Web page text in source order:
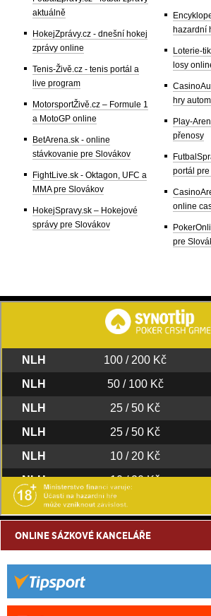
aktuálně
HokejZprávy.cz - dnešní hokej
zprávy online
Tenis-Živě.cz - tenis portál a
live program
MotorsportŽivě.cz – Formule 1
a MotoGP online
BetArena.sk - online
stávkovanie pre Slovákov
FightLive.sk - Oktagon, UFC a
MMA pre Slovákov
HokejSpravy.sk – Hokejové
správy pre Slovákov
hazardní
Loterie-
losy
hry
Play-
přenosy
portál
online
pre
ONLINE SÁZKOVÉ KANCELÁŘE